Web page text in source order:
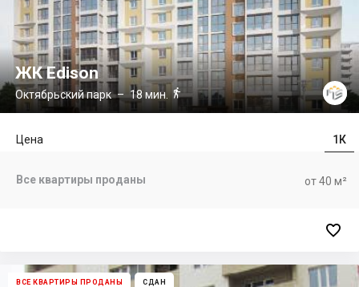
ЖК Edison
Октябрьский парк– 18 мин. 
1К
Цена
от 40 м²
Все квартиры проданы

ВСЕ КВАРТИРЫ ПРОДАНЫ СДАН